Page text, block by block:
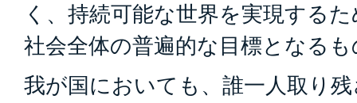
く、持続可能な世界を実現する
社会全体の普遍的な目標となる
我が国においても、誰一人取り